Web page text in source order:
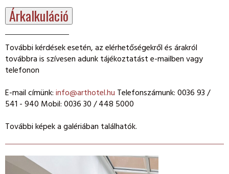
Árkalkuláció
További kérdések esetén, az elérhetőségekről és árakról
továbbra is szívesen adunk tájékoztatást e-mailben vagy
telefonon
E-mail címünk:info@arthotel.hu Telefonszámunk: 0036 93 /
541 - 940 Mobil: 0036 30 / 448 5000
További képek a galériában találhatók.